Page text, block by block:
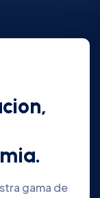
gama de